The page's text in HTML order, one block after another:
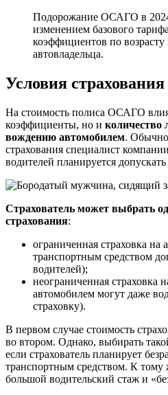
Подорожание ОСАГО в
изменением базового
коэффициентов по возрасту
автовладельца.
Условия
На стоимость полиса ОСАГО
коэффициенты, но и
вождению автомобилем. Обычно
страхования специалист
водителей планируется
Страхователь может выбрать
страхования:
ограниченная страховка на
транспортным средством
водителей);
неограниченная страховка
автомобилем могут даже
страховку).
В первом случае стоимость
во втором. Однако, выбирать
если страхователь планирует
транспортным средством. К
большой водительский стаж и